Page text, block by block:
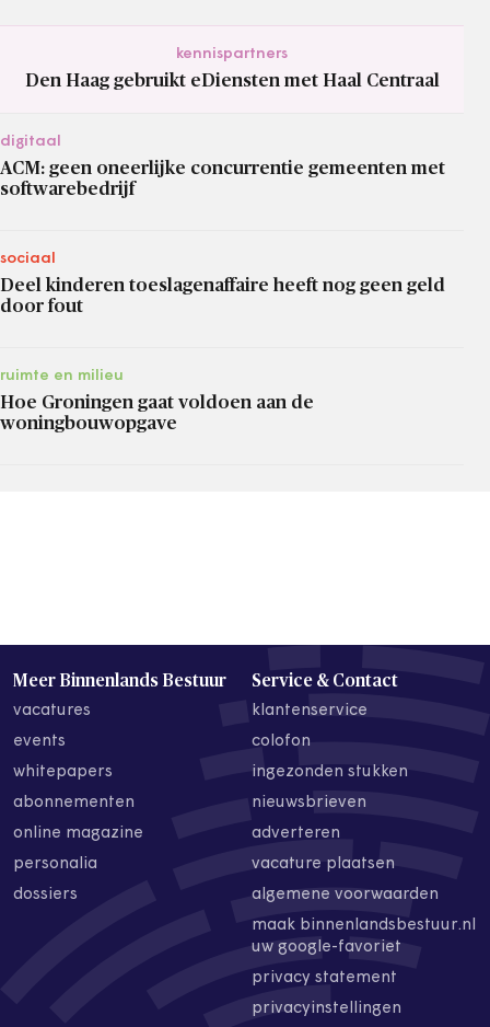
kennispartners
Den Haag gebruikt eDiensten met Haal Centraal
digitaal
ACM: geen oneerlijke concurrentie gemeenten met
softwarebedrijf
sociaal
Deel kinderen toeslagenaffaire heeft nog geen geld
door fout
ruimte en milieu
Hoe Groningen gaat voldoen aan de
woningbouwopgave
Meer Binnenlands Bestuur
vacatures
events
whitepapers
abonnementen
online magazine
personalia
dossiers
Service & Contact
klantenservice
colofon
ingezonden stukken
nieuwsbrieven
adverteren
vacature plaatsen
algemene voorwaarden
maak binnenlandsbestuur.nl
uw google-favoriet
privacy statement
privacyinstellingen